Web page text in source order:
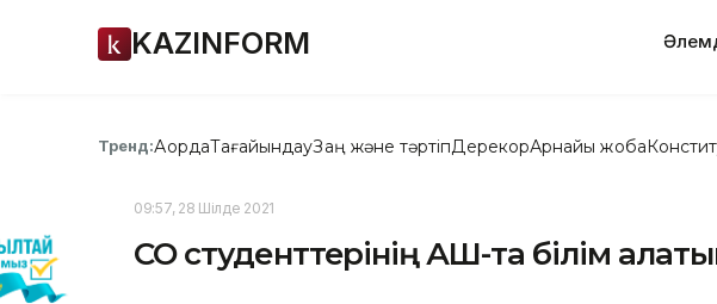
KAZINFORM
Тренд:АқордаТағайындауЗаң және тәртіпДерекқорАрнайы жоба
09:57, 28 Шілде 2021
СҚО студенттерінің АҚШ-та білім